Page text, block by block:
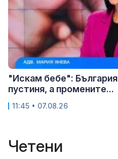
"Искам бебе":
пустиня, а промените...
11:45 • 07.08.26
Четени